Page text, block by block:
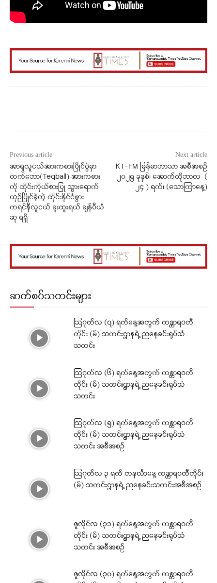
Previous article
အာရှလူငယ်အားကစားပြိုင်ပွဲမှာ
တက်ဘော(Teqball) အားကစား
ကို ထိုင်းကိုယ်စားပြု သွားရောက်
ယှဥ်ပြိုင်ခဲ့တဲ့ ထိုင်းနိုင်ငံဖွား
ကရင်နီလူငယ် ခူးထူးရယ် ချန်ပီယံ
ဆု ရရှိ
Next article
KT-FM မြန်မာဘာသာ အစီအစဉ်
၂၀၂၅ ခုနှစ်၊ အောက်တိုဘာလ (
၂၄ ) ရက်၊ (သောကြာနေ့)
ဆက်စပ်သတင်းများ
ဩဂုတ်လ (၇) ရက်နေ့အတွက် ကန္တာရဝတီ
တိုင်း (မ်) သတင်းဌာနရဲ့ ညနေခင်းရုပ်သံ
သတင်း
ဩဂုတ်လ (၆) ရက်နေ့အတွက် ကန္တာရဝတီ
တိုင်း (မ်) သတင်းဌာနရဲ့ ညနေခင်းရုပ်သံ
သတင်း
ဩဂုတ်လ (၅) ရက်နေ့အတွက် ကန္တာရဝတီ
တိုင်း (မ်) သတင်းဌာနရဲ့ ညနေခင်းရုပ်သံ
သတင်း အစီအစဉ်
ဩဂုတ်လ ၃ ရက် တနင်္လာနေ့ ကန္တာရဝတီတိုင်း
(မ်) သတင်းဌာနရဲ့ ညနေခင်းသတင်းအစီအစဉ်
ဇူလိုင်လ (၃၁) ရက်နေ့အတွက် ကန္တာရဝတီ
တိုင်း (မ်) သတင်းဌာနရဲ့ ညနေခင်းရုပ်သံ
သတင်း အစီအစဉ်
ဇူလိုင်လ (၃၀) ရက်နေ့အတွက် ကန္တာရဝတီ